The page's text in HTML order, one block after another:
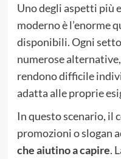
Uno degli aspetti più
moderno è l’enorme
disponibili. Ogni
numerose
rendono difficile
adatta alle proprie
In questo scenario, il
promozioni o slogan
che aiutino a capire.